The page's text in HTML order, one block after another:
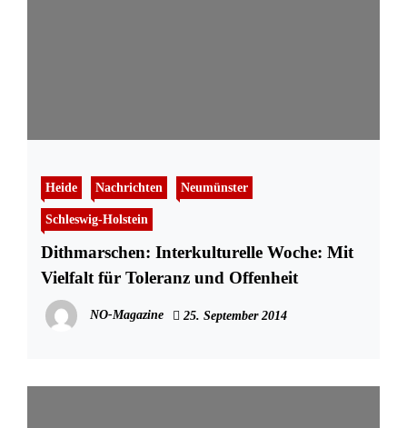
Heide Nachrichten Neumünster
Schleswig-Holstein
Dithmarschen: Interkulturelle Woche: Mit
Vielfalt für Toleranz und Offenheit
NO-Magazine 25. September 2014